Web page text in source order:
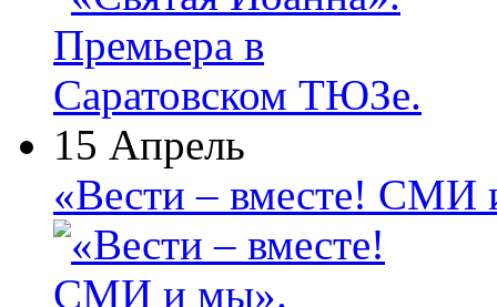
15 Апрель
«Вести – вместе! СМИ